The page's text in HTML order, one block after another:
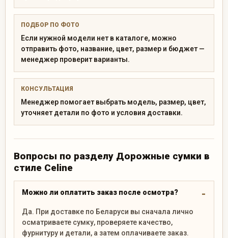
ПОДБОР ПО ФОТО
Если нужной модели нет в каталоге, можно
отправить фото, название, цвет, размер и бюджет —
менеджер проверит варианты.
КОНСУЛЬТАЦИЯ
Менеджер помогает выбрать модель, размер, цвет,
уточняет детали по фото и условия доставки.
Вопросы по разделу Дорожные сумки в
стиле Celine
Можно ли оплатить заказ после осмотра?
Да. При доставке по Беларуси вы сначала лично
осматриваете сумку, проверяете качество,
фурнитуру и детали, а затем оплачиваете заказ.